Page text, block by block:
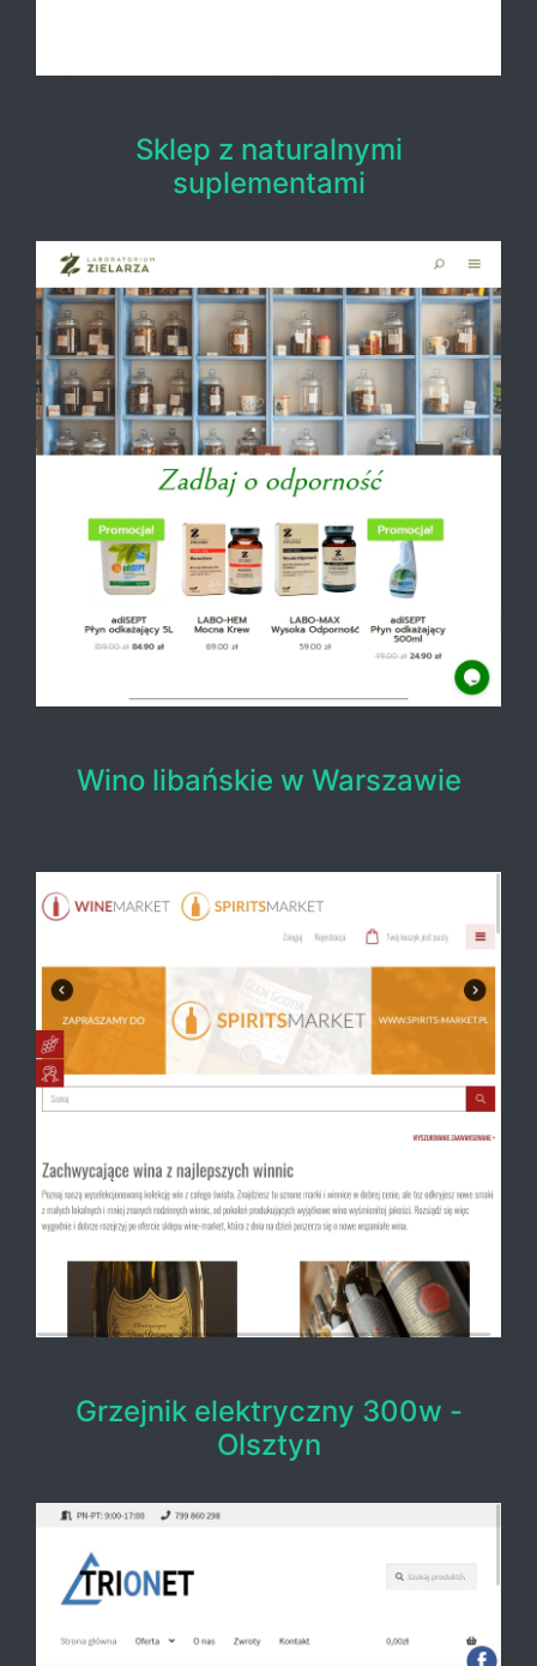
Sklep z naturalnymi
suplementami
Wino libańskie w Warszawie
Grzejnik elektryczny 300w -
Olsztyn